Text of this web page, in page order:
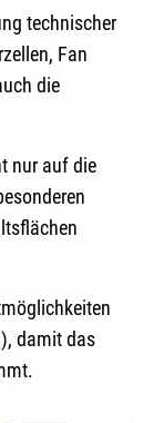
technischer
Fan
die
nur auf die
damit das